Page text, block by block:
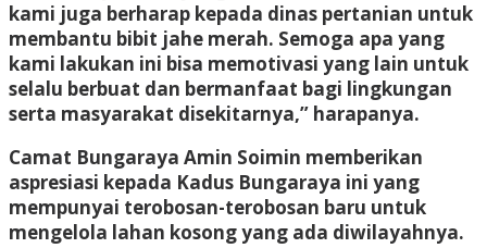
kami juga berharap kepada dinas pertanian untuk
membantu bibit jahe merah. Semoga apa yang
kami lakukan ini bisa memotivasi yang lain untuk
selalu berbuat dan bermanfaat bagi lingkungan
serta masyarakat disekitarnya,” harapanya.
Camat Bungaraya Amin Soimin memberikan
aspresiasi kepada Kadus Bungaraya ini yang
mempunyai terobosan-terobosan baru untuk
mengelola lahan kosong yang ada diwilayahnya.